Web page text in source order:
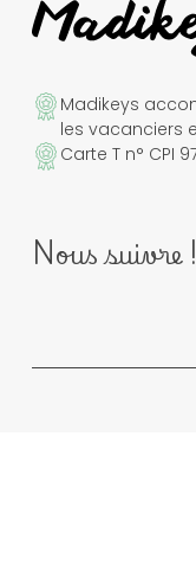
Madikeys
les vacanciers
Carte T n° CPI
Nous suivre !